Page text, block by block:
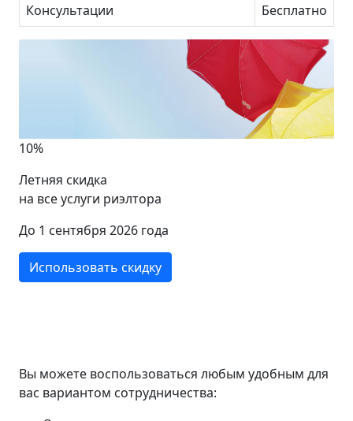
Консультации Бесплатно
10%
Летняя скидка
на все услуги риэлтора
До 1 сентября 2026 года
Использовать скидку
Вы можете воспользоваться любым удобным для
вас вариантом сотрудничества: